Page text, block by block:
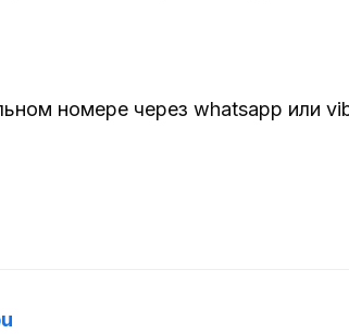
номере через whatsapp или